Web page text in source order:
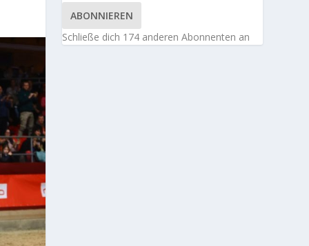
ABONNIEREN
Schließe dich 174 anderen Abonnenten an